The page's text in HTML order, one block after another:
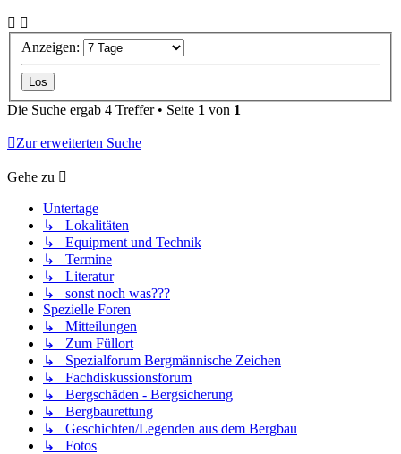
Anzeigen:
Die Suche ergab 4 Treffer • Seite 1 von 1
Zur erweiterten Suche
Gehe zu
Untertage
↳ Lokalitäten
↳ Equipment und Technik
↳ Termine
↳ Literatur
↳ sonst noch was???
Spezielle Foren
↳ Mitteilungen
↳ Zum Füllort
↳ Spezialforum Bergmännische Zeichen
↳ Fachdiskussionsforum
↳ Bergschäden - Bergsicherung
↳ Bergbaurettung
↳ Geschichten/Legenden aus dem Bergbau
↳ Fotos